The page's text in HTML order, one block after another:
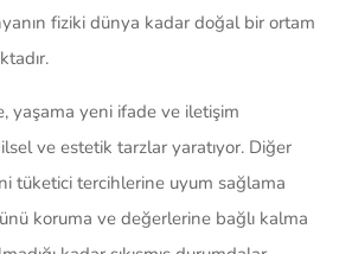
fiziki dünya kadar doğal bir ortam
yaşama yeni ifade ve iletişim
ve estetik tarzlar yaratıyor. Diğer
tüketici tercihlerine uyum sağlama
koruma ve değerlerine bağlı kalma